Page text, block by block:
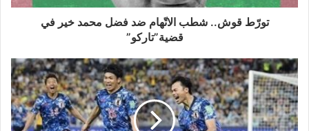
تورّط قوش.. شطب الاتّهام ضد فضل محمد خير في
قضية”تاركو”